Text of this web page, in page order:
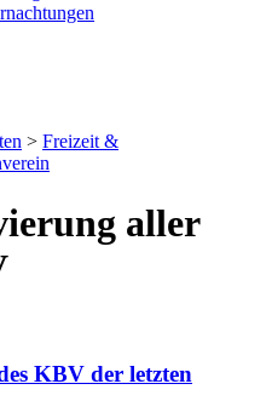
> Freizeit &
aller
KBV der letzten